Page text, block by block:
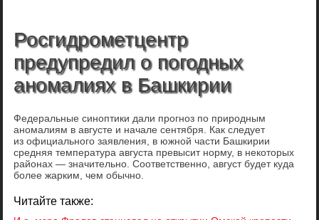
Росгидрометцентр
предупредил о погодных
аномалиях в Башкирии
Федеральные синоптики дали прогноз по природным
аномалиям в августе и начале сентября. Как следует
из официального заявления, в южной части Башкирии
средняя температура августа превысит норму, в некоторых
районах — значительно. Соответственно, август будет куда
более жарким, чем обычно.
Читайте также: